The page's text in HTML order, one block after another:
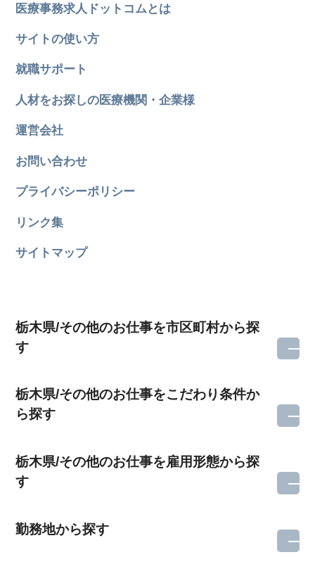
医療事務求人ドットコムとは
サイトの使い方
就職サポート
人材をお探しの医療機関・企業様
運営会社
お問い合わせ
プライバシーポリシー
リンク集
サイトマップ
栃木県/その他のお仕事を市区町村から探
す
栃木県/その他のお仕事をこだわり条件か
ら探す
栃木県/その他のお仕事を雇用形態から探
す
勤務地から探す